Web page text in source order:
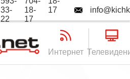
33-
22
18-
17
17
Интернет